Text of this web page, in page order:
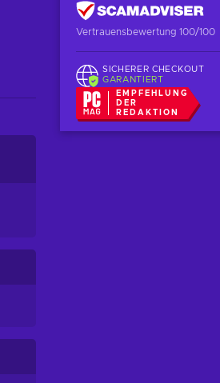
Vertrauensbewertung 100/100
SICHERER CHECKOUT
GARANTIERT
EMPFEHLUNG
DER
REDAKTION